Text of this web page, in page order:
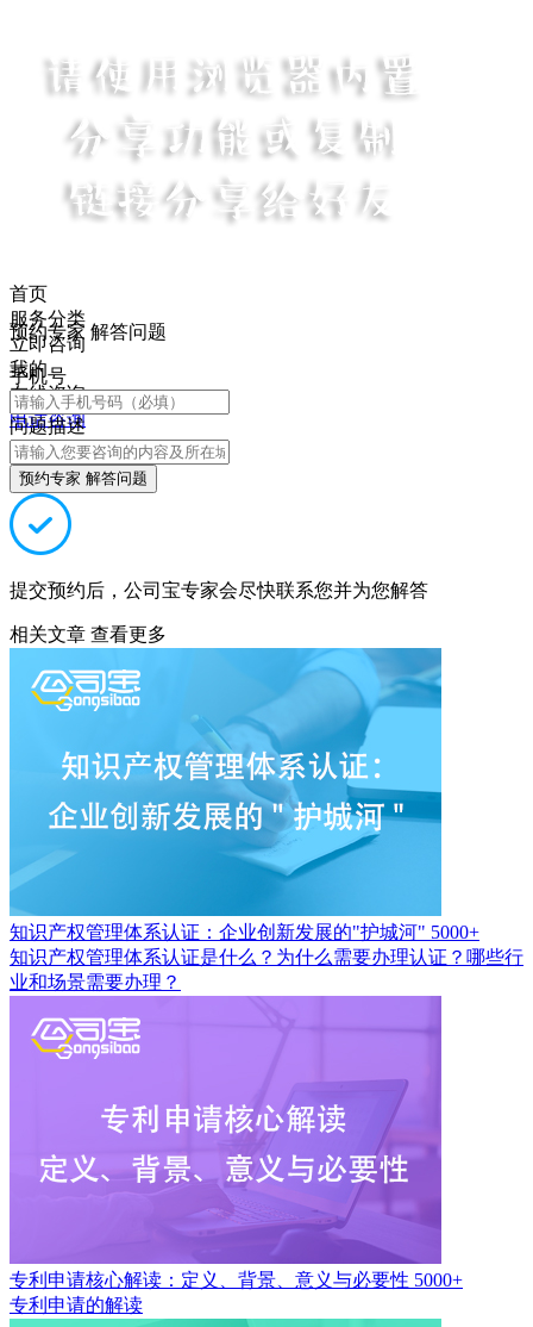
首页
服务分类
立即咨询
我的
在线咨询
电话咨询
预约专家 解答问题
手机号
问题描述
预约专家 解答问题
提交预约后，公司宝专家会尽快联系您并为您解答
相关文章 查看更多
知识产权管理体系认证：企业创新发展的"护城河" 5000+
知识产权管理体系认证是什么？为什么需要办理认证？哪些行
业和场景需要办理？
专利申请核心解读：定义、背景、意义与必要性 5000+
专利申请的解读